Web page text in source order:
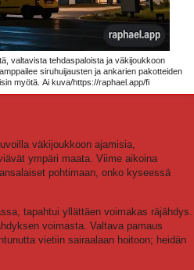
valtavista tehdaspaloista ja väkijoukkoon
siruhuijausten ja ankarien pakotteiden
myötä. Ai kuva/https://raphael.app/fi
väkijoukkoon ajamisia,
ympäri maata. Viime aikoina
pohtimaan, onko kyseessä
tapahtui yllättäen voimakas räjähdys.
voimasta. Valtava pamaus
vietiin sairaalaan hoitoon; heidän